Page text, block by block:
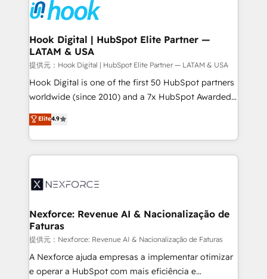
move beyond spreadsheets into unified systems
that drive real business results.
Onboarding - Data Migration & Integrations -
Technical Audit & Optimization Strategic Solutions: -
Revenue Operations - Inbound Marketing -
Outbound Marketing - HubSpot CMS Website
Design & Development We empower our clients to
reach their full potential by providing transparent,
relationship-driven support. With over 300 HubSpot
technical know-how and strategic guidance you
need to succeed.
Hook Digital | HubSpot Elite Partner —
LATAM & USA
提供元：Hook Digital | HubSpot Elite Partner — LATAM & USA
Hook Digital is one of the first 50 HubSpot partners
worldwide (since 2010) and a 7x HubSpot Awarded
Elite Partner. With 500+ projects across the U.S.,
Brazil, and LATAM, we combine global expertise with
regional experience. Today, we are Brazil’s largest
HubSpot Elite Partner—trusted by companies across
Implementation & Migration Onboarding across all
Station, Freshdesk, Intercom, and more. Custom
objects, automations, and integrations built for
growth. 🚀 AI-Driven GTM Orchestration Unify
HubSpot with LinkedIn, WhatsApp, email, paid
media, and AI voice to drive pipeline. 🤖 AI Custom
Elite4.9
Nexforce: Revenue AI & Nacionalização de
Faturas
提供元：Nexforce: Revenue AI & Nacionalização de Faturas
A Nexforce ajuda empresas a implementar otimizar
e operar a HubSpot com mais eficiência e